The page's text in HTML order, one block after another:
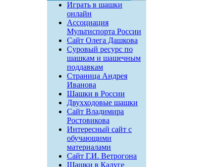
Играть в шашки
онлайн
Ассоциация
Мультиспорта России
Сайт Олега Дашкова
Суровый ресурс по
шашкам и шашечным
поддавкам
Страница Андрея
Иванова
Шашки в России
Двухходовые шашки
Сайт Владимира
Ростовикова
Интересный сайт с
обучающими
материалами
Сайт Г.И. Ветрогона
Шашки в Калуге